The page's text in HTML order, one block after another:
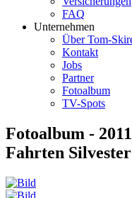
FAQ
Unternehmen
Über Tom-
Kontakt
Jobs
Partner
Fotoalbum
TV-Spots
Fotoalbum - 2011
Fahrten